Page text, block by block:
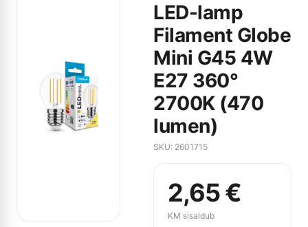
LED-lamp
Filament Globe
Mini G45 4W
E27 360°
2700K (470
lumen)
SKU: 2601715
2,65€
KM sisaldub